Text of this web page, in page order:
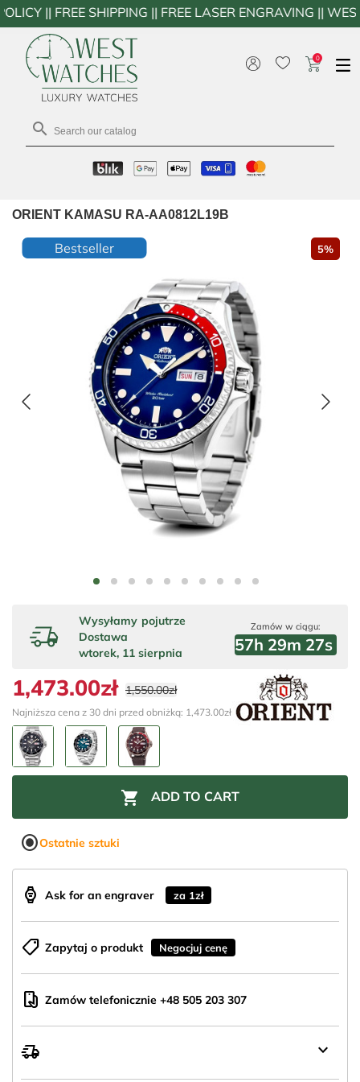

0
SHIPPING || FREE LASER ENGRAVING ||
ORIENT KAMASU RA-AA0812L19B
5%
Bestseller
Wysyłamy pojutrze
Dostawa
wtorek, 11 sierpnia
Zamów w ciągu:
57h 29m 26s
1,473.00zł 1,550.00zł
Najniższa cena z 30 dni przed obniżką: 1,473.00zł
 ADD TO CART
radio_button_checkedOstatnie sztuki
aod_watch Ask for an engraver za 1zł
shoppingmode Zapytaj o produkt Negocjuj cenę
mobile_hand Zamów telefonicznie +48 505 203 307
delivery_truck_speed keyboard_arrow_down